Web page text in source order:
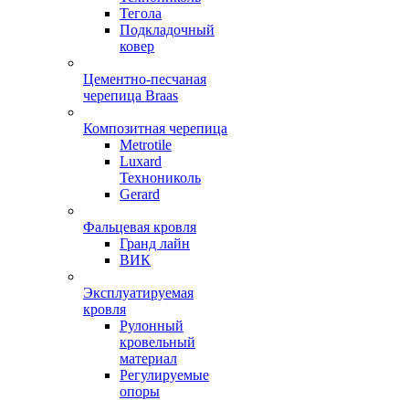
Тегола
Подкладочный
ковер
Цементно-песчаная
черепица Braas
Композитная черепица
Metrotile
Luxard
Технониколь
Gerard
Фальцевая кровля
Гранд лайн
ВИК
Эксплуатируемая
кровля
Рулонный
кровельный
материал
Регулируемые
опоры